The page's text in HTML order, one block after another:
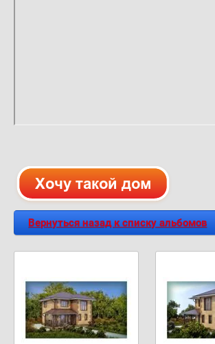
Вернуться назад к списку альбомов